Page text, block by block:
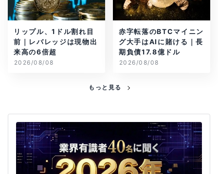
リップル、1ドル割れ目
前｜レバレッジは現物出
来高の6倍超
2026/08/08
赤字転落のBTCマイニン
グ大手はAIに賭ける｜長
期負債17.8億ドル
2026/08/08
もっと見る